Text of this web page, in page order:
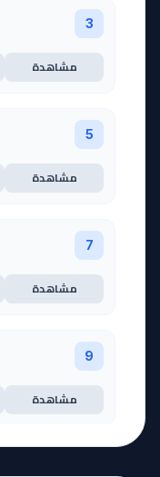
3
مشاهدة
5
مشاهدة
7
مشاهدة
9
مشاهدة